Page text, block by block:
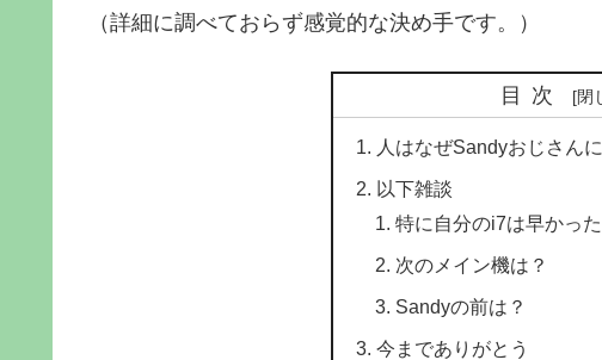
（詳細に調べておらず感覚的な決め手です。）
目次
人はなぜSandyおじさん
以下雑談
特に自分のi7は早かった
次のメイン機は？
Sandyの前は？
今までありがとう